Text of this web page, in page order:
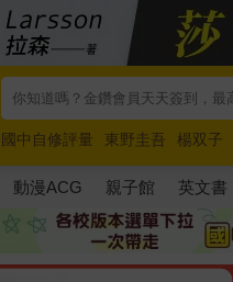
國中自修評量 東野圭吾 楊双子
唯紅花綻放
奧德賽 路邊攤新作
動漫ACG 親子館 英文書